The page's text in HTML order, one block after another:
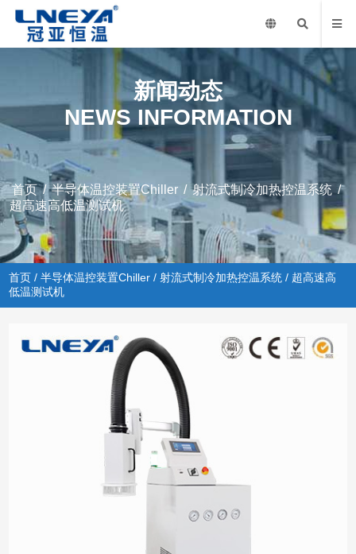
新闻动态
NEWS INFORMATION
首页/半导体温控装置Chiller / 射流式制冷加热控温系统/
超高速高低温测试机
首页 /半导体温控装置Chiller /射流式制冷加热控温系统 / 超高速高
低温测试机